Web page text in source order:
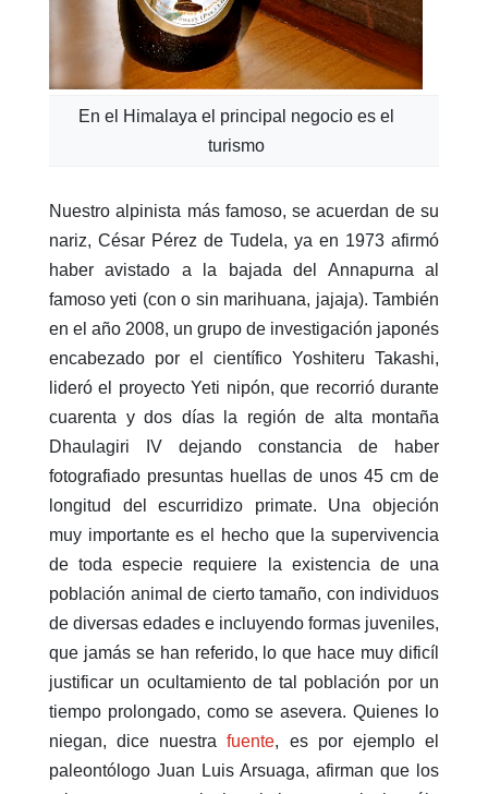
En el Himalaya el principal negocio es el
turismo
Nuestro alpinista más famoso, se acuerdan de su
nariz, César Pérez de Tudela, ya en 1973 afirmó
haber avistado a la bajada del Annapurna al
famoso yeti (con o sin marihuana, jajaja). También
en el año 2008, un grupo de investigación japonés
encabezado por el científico Yoshiteru Takashi,
lideró el proyecto Yeti nipón, que recorrió durante
cuarenta y dos días la región de alta montaña
Dhaulagiri IV dejando constancia de haber
fotografiado presuntas huellas de unos 45 cm de
longitud del escurridizo primate. Una objeción
muy importante es el hecho que la supervivencia
de toda especie requiere la existencia de una
población animal de cierto tamaño, con individuos
de diversas edades e incluyendo formas juveniles,
que jamás se han referido, lo que hace muy dificíl
justificar un ocultamiento de tal población por un
tiempo prolongado, como se asevera. Quienes lo
niegan, dice nuestrafuente, es por ejemplo el
paleontólogo Juan Luis Arsuaga, afirman que los